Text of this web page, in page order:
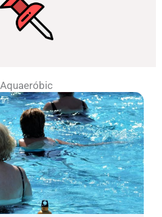
Aquaeróbic